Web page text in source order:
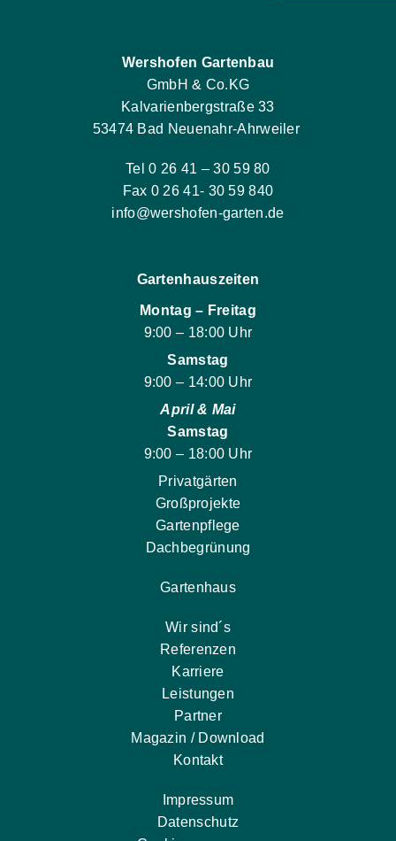
Wershofen Gartenbau
GmbH & Co.KG
Kalvarienbergstraße 33
53474 Bad Neuenahr-Ahrweiler
Tel 0 26 41 – 30 59 80
Fax 0 26 41- 30 59 840
info@wershofen-garten.de
Gartenhauszeiten
Montag – Freitag
9:00 – 18:00 Uhr
Samstag
9:00 – 14:00 Uhr
April & Mai
Samstag
9:00 – 18:00 Uhr
Privatgärten
Großprojekte
Gartenpflege
Dachbegrünung
Gartenhaus
Wir sind´s
Referenzen
Karriere
Leistungen
Partner
Magazin / Download
Kontakt
Impressum
Datenschutz